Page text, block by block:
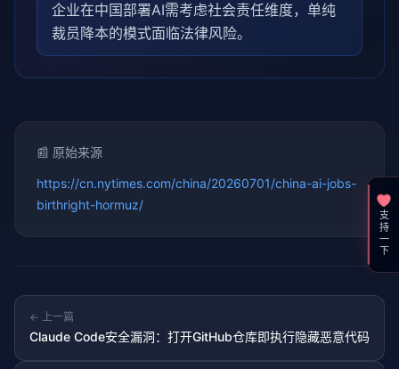
企业在中国部署AI需考虑社会责任维度，单纯
裁员降本的模式面临法律风险。
📰 原始来源
https://cn.nytimes.com/china/20260701/china-ai-jobs-
birthright-hormuz/
← 上一篇
Claude Code安全漏洞：打开GitHub仓库即执行隐藏恶意代码
支持一下